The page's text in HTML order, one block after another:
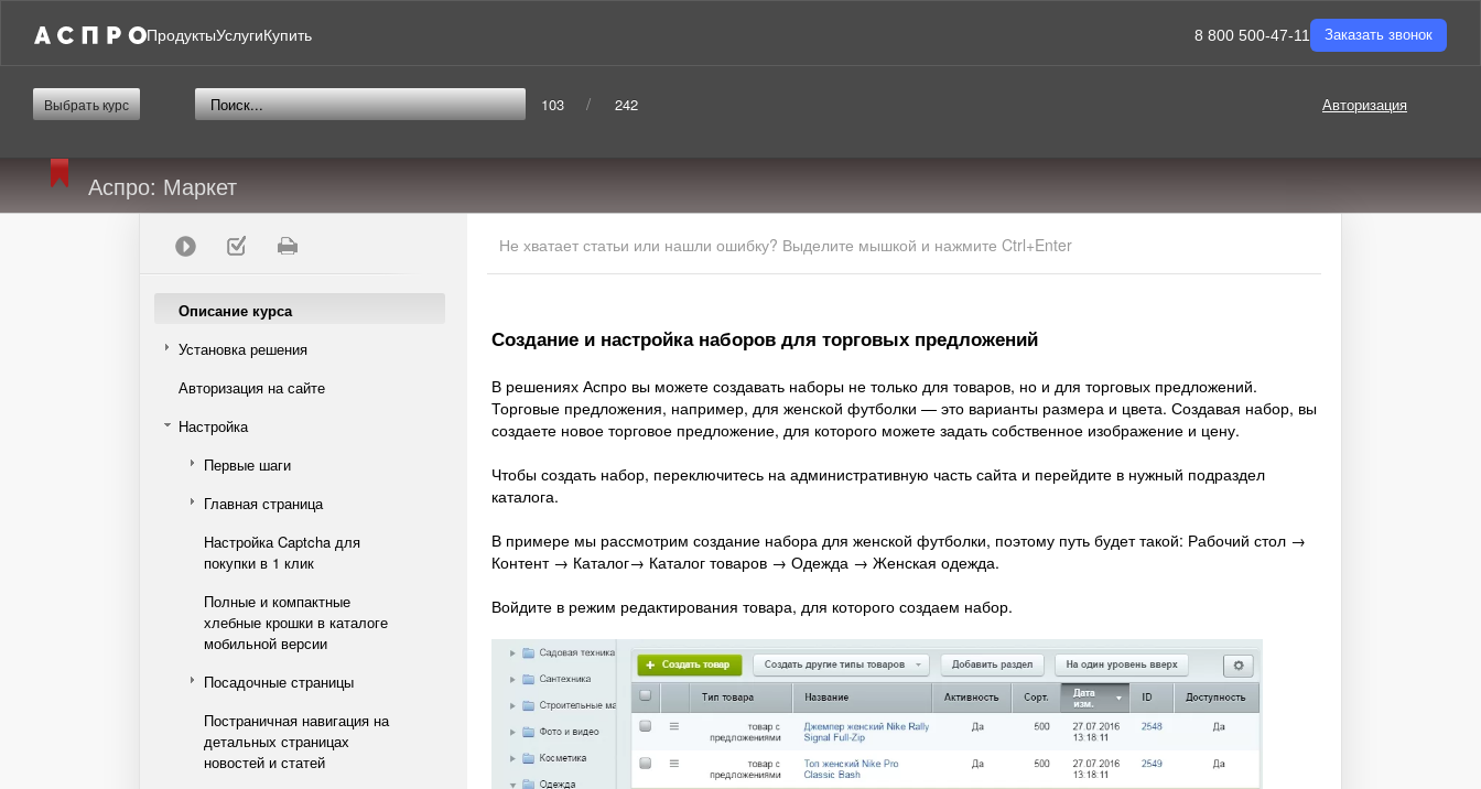
ПродуктыУслугиКупить 8 800 500-47-11 Заказать звонок
Авторизация
Выбрать курс 103 / 242
Аспро: Маркет
Описание курса
Установка решения
Авторизация на сайте
Настройка
Первые шаги
Главная страница
Настройка Captcha для
покупки в 1 клик
Полные и компактные
хлебные крошки в каталоге
мобильной версии
Посадочные страницы
Постраничная навигация на
детальных страницах
новостей и статей
Не хватает статьи или нашли ошибку? Выделите мышкой и нажмите Ctrl+Enter
Создание и настройка наборов для торговых предложений
В решениях Аспро вы можете создавать наборы не только для товаров, но и для торговых предложений.
Торговые предложения, например, для женской футболки — это варианты размера и цвета. Создавая набор, вы
создаете новое торговое предложение, для которого можете задать собственное изображение и цену.
Чтобы создать набор, переключитесь на административную часть сайта и перейдите в нужный подраздел
каталога.
В примере мы рассмотрим создание набора для женской футболки, поэтому путь будет такой: Рабочий стол →
Контент → Каталог→ Каталог товаров → Одежда → Женская одежда.
Войдите в режим редактирования товара, для которого создаем набор.